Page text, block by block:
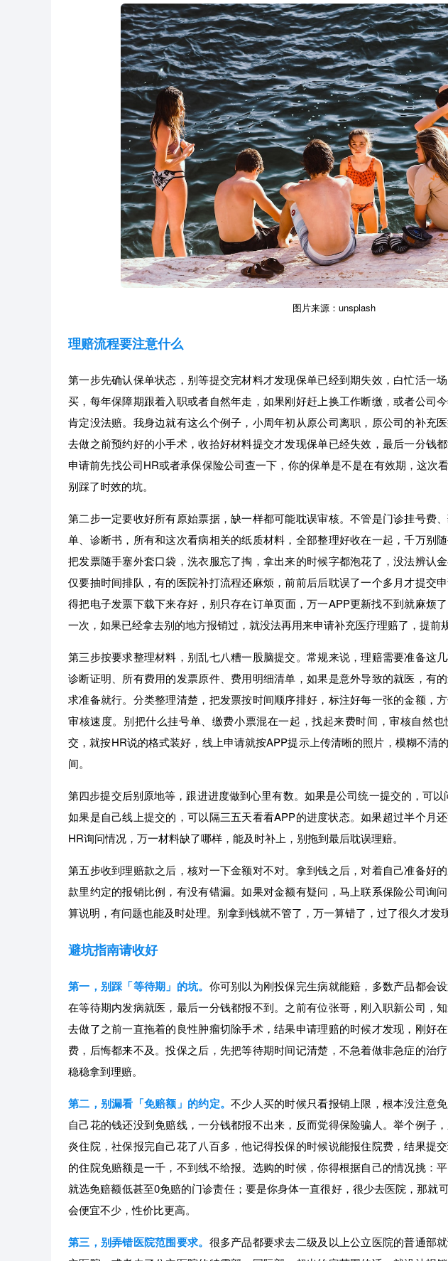
图片来源：unsplash
理赔流程要注意什么
第一步先确认保单状态，别等提交完材料才发现保单已经到期失效，白忙活一
买，每年保障期跟着入职或者自然年走，如果刚好赶上换工作断缴，或者公司
肯定没法赔。我身边就有这么个例子，小周年初从原公司离职，原公司的补充
去做之前预约好的小手术，收拾好材料提交才发现保单已经失效，最后一分钱
申请前先找公司HR或者承保保险公司查一下，你的保单是不是在有效期，这次
别踩了时效的坑。
第二步一定要收好所有原始票据，缺一样都可能耽误审核。不管是门诊挂号费
单、诊断书，所有和这次看病相关的纸质材料，全部整理好收在一起，千万别
把发票随手塞外套口袋，洗衣服忘了掏，拿出来的时候字都泡花了，没法辨认
仅要抽时间排队，有的医院补打流程还麻烦，前前后后耽误了一个多月才提交
得把电子发票下载下来存好，别只存在订单页面，万一APP更新找不到就麻烦
一次，如果已经拿去别的地方报销过，就没法再用来申请补充医疗理赔了，提前
第三步按要求整理材料，别乱七八糟一股脑提交。常规来说，理赔需要准备这
诊断证明、所有费用的发票原件、费用明细清单，如果是意外导致的就医，有
求准备就行。分类整理清楚，把发票按时间顺序排好，标注好每一张的金额，
审核速度。别把什么挂号单、缴费小票混在一起，找起来费时间，审核自然
交，就按HR说的格式装好，线上申请就按APP提示上传清晰的照片，模糊不清
间。
第四步提交后别原地等，跟进进度做到心里有数。如果是公司统一提交的，可以
如果是自己线上提交的，可以隔三五天看看APP的进度状态。如果超过半个月
HR询问情况，万一材料缺了哪样，能及时补上，别拖到最后耽误理赔。
第五步收到理赔款之后，核对一下金额对不对。拿到钱之后，对着自己准备好
款里约定的报销比例，有没有错漏。如果对金额有疑问，马上联系保险公司询
算说明，有问题也能及时处理。别拿到钱就不管了，万一算错了，过了很久才发
避坑指南请收好
第一，别踩「等待期」的坑。 你可别以为刚投保完生病就能赔，多数产品都会
在等待期内发病就医，最后一分钱都报不到。之前有位张哥，刚入职新公司，
去做了之前一直拖着的良性肿瘤切除手术，结果申请理赔的时候才发现，刚好
费，后悔都来不及。投保之后，先把等待期时间记清楚，不急着做非急症的治
稳稳拿到理赔。
第二，别漏看「免赔额」的约定。不少人买的时候只看报销上限，根本没注意
自己花的钱还没到免赔线，一分钱都报不出来，反而觉得保险骗人。举个例子
炎住院，社保报完自己花了八百多，他记得投保的时候说能报住院费，结果提
的住院免赔额是一千，不到线不给报。选购的时候，你得根据自己的情况挑：
就选免赔额低甚至0免赔的门诊责任；要是你身体一直很好，很少去医院，那就
会便宜不少，性价比更高。
第三，别弄错医院范围要求。 很多产品都要求去二级及以上公立医院的普通部